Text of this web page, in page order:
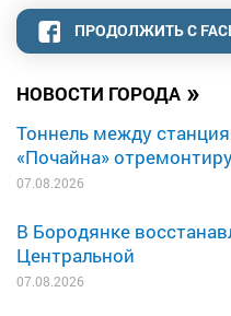
НОВОСТИ ГОРОДА »
Тоннель между
«Почайна»
07.08.2026
В Бородянке
Центральной
07.08.2026
ПРОДОЛЖИТЬ С